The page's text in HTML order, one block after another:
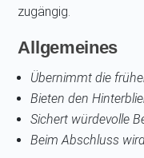
zugängig.
Allgemeines
Übernimmt die
Bieten den
Sichert würdevolle
Beim Abschluss